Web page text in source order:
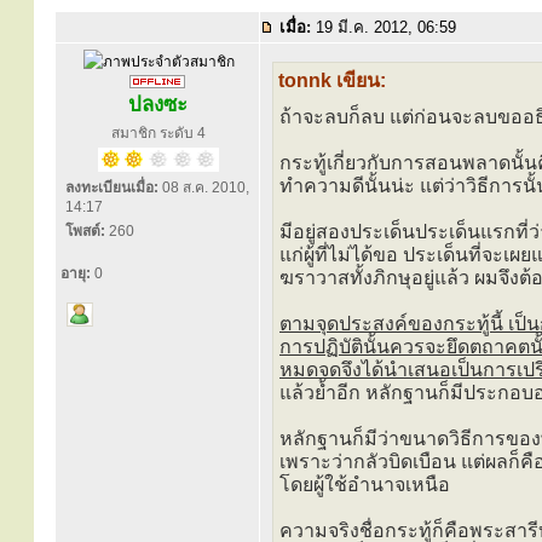
เมื่อ: 19 มี.ค. 2012, 06:59
ปลงซะ
สมาชิก ระดับ 4
ลงทะเบียนเมื่อ: 08 ส.ค. 2010,
14:17
โพสต์: 260
อายุ: 0
tonnk เขียน:
ถ้าจะลบก็ลบ แต่ก่อนจะลบขออ
กระทู้เกี่ยวกับการสอนพลาดนั้
ทำความดีนั้นน่ะ แต่ว่าวิธีการ
มีอยู่สองประเด็นประเด็นแรก
แก่ผู้ที่ไม่ได้ขอ ประเด็นที่จะเผ
ฆราวาสทั้งภิกษุอยู่แล้ว ผมจึงต้
ตามจุดประสงค์ของกระทู้นี้ เป็
การปฏิบัตินั้นควรจะยึดตถาคต
หมดจดจึงได้นำเสนอเป็นการเ
แล้วย้ำอีก หลักฐานก็มีประกอบ
หลักฐานก็มีว่าขนาดวิธีการขอ
เพราะว่ากลัวบิดเบือน แต่ผลก็
โดยผู้ใช้อำนาจเหนือ
ความจริงชื่อกระทู้ก็คือพระสา